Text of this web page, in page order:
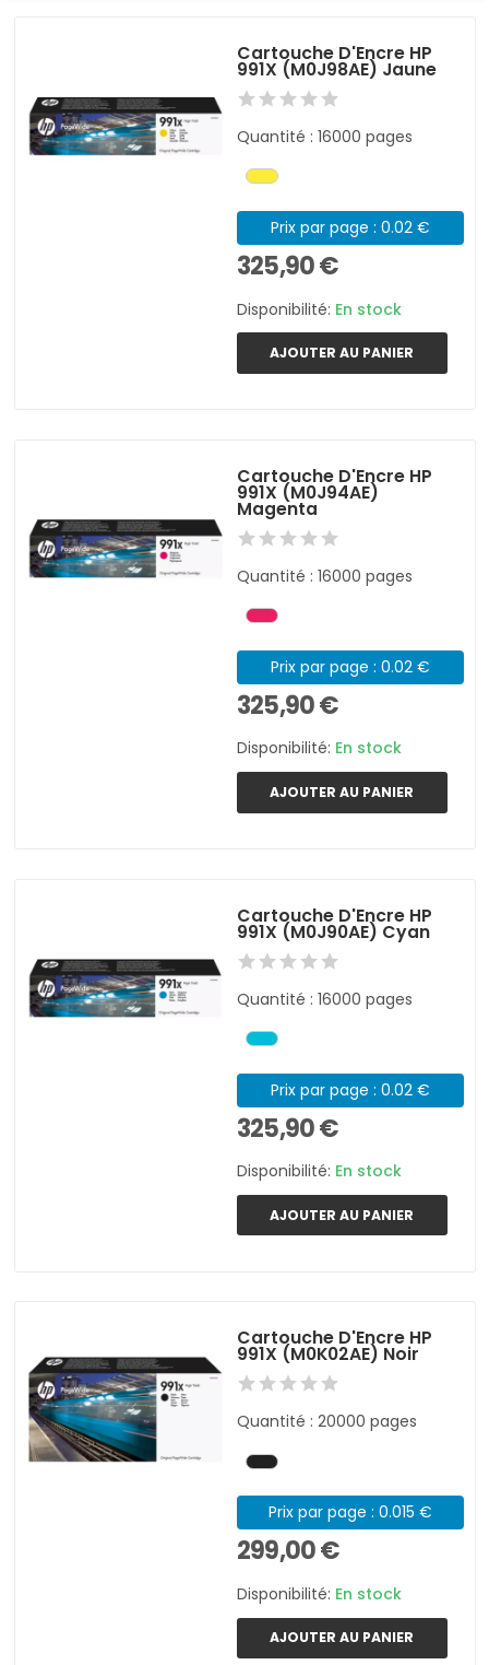
Cartouche D'Encre HP
991X (M0J98AE) Jaune
Quantité : 16000 pages
Prix par page : 0.02 €
325,90 €
Disponibilité: En stock
AJOUTER AU PANIER
Cartouche D'Encre HP
991X (M0J94AE)
Magenta
Quantité : 16000 pages
Prix par page : 0.02 €
325,90 €
Disponibilité: En stock
AJOUTER AU PANIER
Cartouche D'Encre HP
991X (M0J90AE) Cyan
Quantité : 16000 pages
Prix par page : 0.02 €
325,90 €
Disponibilité: En stock
AJOUTER AU PANIER
Cartouche D'Encre HP
991X (M0K02AE) Noir
Quantité : 20000 pages
Prix par page : 0.015 €
299,00 €
Disponibilité: En stock
AJOUTER AU PANIER